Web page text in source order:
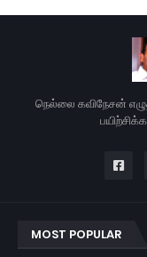
நெல்லை கவிநேசன்
MOST POPULAR